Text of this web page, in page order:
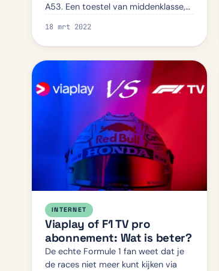
A53. Een toestel van middenklasse,
vinden? Wij hebben het voor je
uitgezo…
18 mrt 2022
INTERNET
Viaplay of F1 TV pro
abonnement: Wat is beter?
De echte Formule 1 fan weet dat je
de races niet meer kunt kijken via